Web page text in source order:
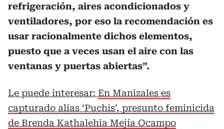
refrigeración, aires acondicionados y
ventiladores, por eso la recomendación es
usar racionalmente dichos elementos,
puesto que a veces usan el aire con las
ventanas y puertas abiertas”.
Le puede interesar: En Manizales es
capturado alias ‘Puchis’, presunto feminicida
de Brenda Kathalehia Mejía Ocampo